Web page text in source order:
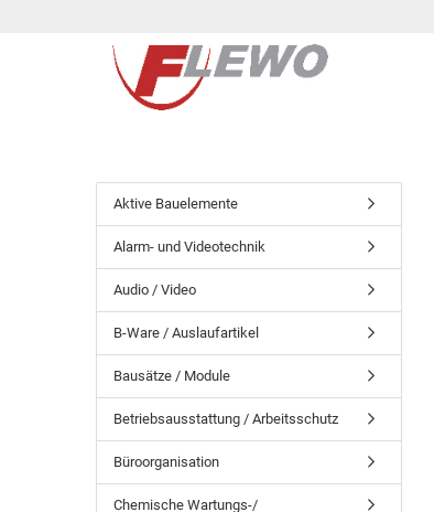
Aktive Bauelemente
Alarm- und Videotechnik
Audio / Video
B-Ware / Auslaufartikel
Bausätze / Module
Betriebsausstattung / Arbeitsschutz
Büroorganisation
Chemische Wartungs-/